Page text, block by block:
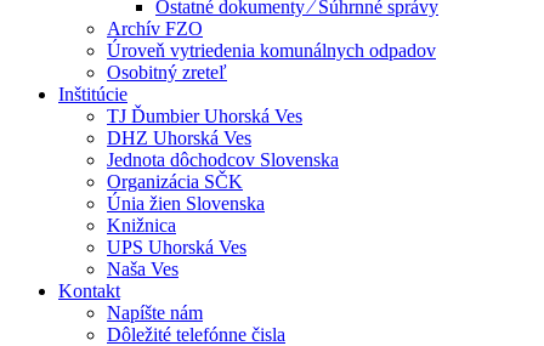
Ostatné dokumenty ⁄ Súhrnné správy
Archív FZO
Úroveň vytriedenia komunálnych odpadov
Osobitný zreteľ
Inštitúcie
TJ Ďumbier Uhorská Ves
DHZ Uhorská Ves
Jednota dôchodcov Slovenska
Organizácia SČK
Únia žien Slovenska
Knižnica
UPS Uhorská Ves
Naša Ves
Kontakt
Napíšte nám
Dôležité telefónne čisla